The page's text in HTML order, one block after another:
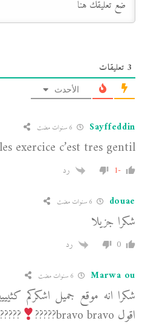
3 تعليقات
الأحدث
Sayffeddin
exercice c’est tres gentil
-1 رد
douae
شكرا جزيلا
0 رد
Marwa ou
شكرا انه موقع جميل اشكركم
اقول bravo bravo?????
?????